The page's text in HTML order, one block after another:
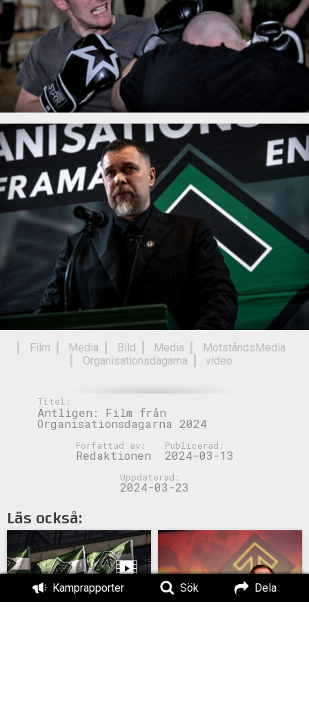
Kamprapporter Sök Dela
Film Media Bild Media
MotståndsMedia
Organisationsdagarna
video
Titel:
Äntligen: Film från
Organisationsdagarna 2024
Författad av:
Redaktionen
Publicerad:
2024-03-13
Uppdaterad:
2024-03-23
Läs också:
Film från